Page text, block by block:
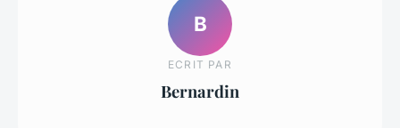
B
ECRIT PAR
Bernardin